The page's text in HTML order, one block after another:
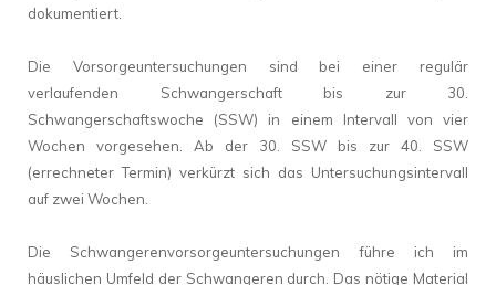
dokumentiert.
Die Vorsorgeuntersuchungen sind bei einer regulär
verlaufenden Schwangerschaft bis zur 30.
Schwangerschaftswoche (SSW) in einem Intervall von vier
Wochen vorgesehen. Ab der 30. SSW bis zur 40. SSW
(errechneter Termin) verkürzt sich das Untersuchungsintervall
auf zwei Wochen.
Die Schwangerenvorsorgeuntersuchungen führe ich im
häuslichen Umfeld der Schwangeren durch. Das nötige Material